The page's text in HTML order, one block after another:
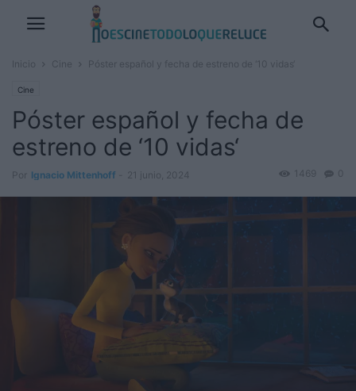
Inicio Cine Póster español y fecha de estreno de ‘10 vidas‘
Cine
Póster español y fecha de
estreno de ‘10 vidas‘
Por Ignacio Mittenhoff 21 junio, 2024 0
1469